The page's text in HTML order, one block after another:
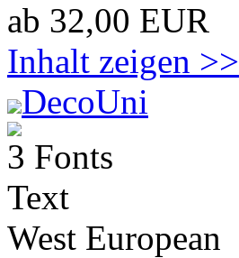
ab 32,00 EUR
Inhalt zeigen >>
DecoUni
3 Fonts
Text
West European